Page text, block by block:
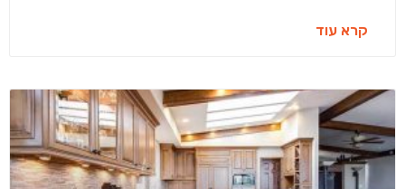
קרא עוד